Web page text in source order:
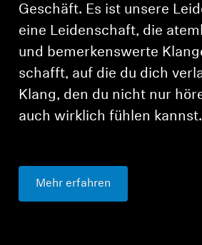
Geschäft. Es ist unsere
eine Leidenschaft, die
und bemerkenswerte
schafft, auf die du dich
Klang, den du nicht nur
auch wirklich fühlen kannst.
Mehr erfahren